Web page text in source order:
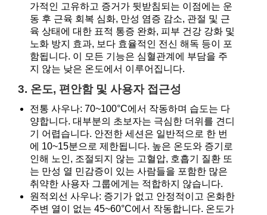
가적인 고유하고 증거가 뒷받침되는 이점에는 운
동 후 근육 회복 심화, 만성 염증 감소, 관절 및 근
육 상태에 대한 표적 통증 완화, 피부 건강 강화 및
노화 방지 효과, 보다 효율적인 전신 해독 등이 포
함됩니다. 이 모든 기능은 심혈관계에 부담을 주
지 않는 낮은 온도에서 이루어집니다.
3. 온도, 편안함 및 사용자 접근성
전통 사우나: 70~100°C에서 작동하며 습도는 다
양합니다. 대부분의 초보자는 극심한 더위를 견디
기 어렵습니다. 안전한 세션은 일반적으로 한 번
에 10~15분으로 제한됩니다. 높은 온도와 증기로
인해 노인, 조절되지 않는 고혈압, 호흡기 질환 또
는 만성 열 민감증이 있는 사람들을 포함한 많은
취약한 사용자 그룹에게는 적합하지 않습니다.
원적외선 사우나: 증기가 없고 안정적이고 온화한
주변 열이 없는 45~60°C에서 작동합니다. 온도가